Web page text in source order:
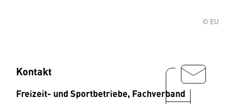
© EU
Kontakt
Freizeit- und Sportbetriebe, Fachverband